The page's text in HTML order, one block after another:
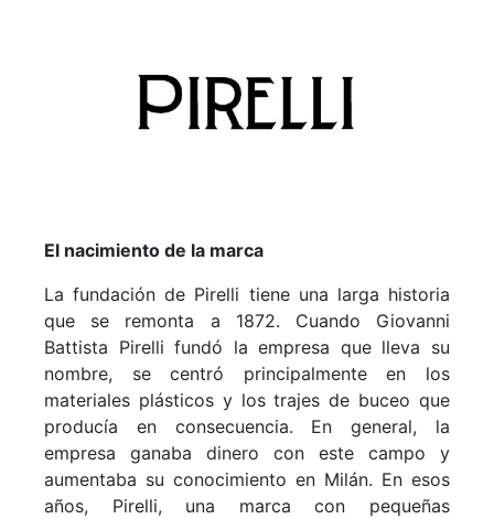
El nacimiento de la marca
La fundación de Pirelli tiene una larga historia
que se remonta a 1872. Cuando Giovanni
Battista Pirelli fundó la empresa que lleva su
nombre, se centró principalmente en los
materiales plásticos y los trajes de buceo que
producía en consecuencia. En general, la
empresa ganaba dinero con este campo y
aumentaba su conocimiento en Milán. En esos
años, Pirelli, una marca con pequeñas